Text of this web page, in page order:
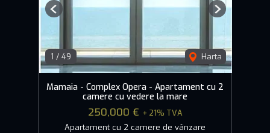
1 / 49 Harta
Previous Next
Mamaia - Complex Opera - Apartament cu 2
camere cu vedere la mare
250,000 € + 21% TVA
Apartament cu 2 camere de vânzare